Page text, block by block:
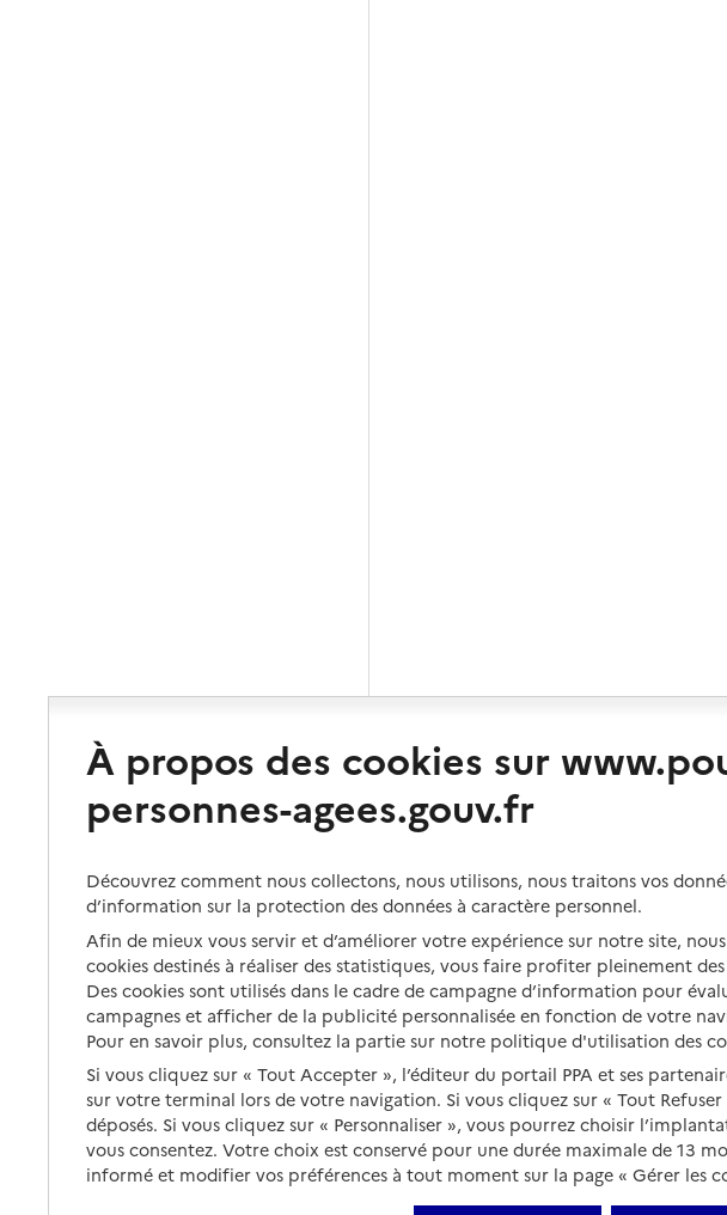
À propos des cookies sur
personnes-agees.gouv.fr
Découvrez comment nous collectons, nous utilisons, nous traitons vos
d’information sur la protection des données à caractère personnel.
Afin de mieux vous servir et d’améliorer votre expérience sur notre site,
cookies destinés à réaliser des statistiques, vous faire profiter pleinement
Des cookies sont utilisés dans le cadre de campagne d’information pour
campagnes et afficher de la publicité personnalisée en fonction de votre
Pour en savoir plus, consultez la partie sur notre politique d'utilisation des
Si vous cliquez sur « Tout Accepter », l’éditeur du portail PPA et ses
sur votre terminal lors de votre navigation. Si vous cliquez sur « Tout Refuser
déposés. Si vous cliquez sur « Personnaliser », vous pourrez choisir
vous consentez. Votre choix est conservé pour une durée maximale de 13
informé et modifier vos préférences à tout moment sur la page « Gérer les